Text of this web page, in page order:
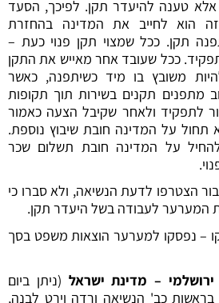
אלא טענה להיעדר תקן. לפיכך, הסעד
הוא לחייב את המדינה בהחזרת
תקן. ככל שמצוי תקן פנוי כעת –
ככל שעובד אחר מאייש את התקן
משובץ בו מיד כשיתפנה, כאשר
מתפנים תקנים בשירות תוך תקופות
לתפקיד ולאחר שקיבל הצעה כאמור
– לא תחול על המדינה חובת שיבוץ נוספת.
על המדינה חובת תשלום שכר
הצטרפו לדעת הנשיאה, ולא סברו כי
המערער לעבודה בשל היעדר תקן.
– נפסקו למערער הוצאות משפט בסך
– מדינת ישראל (ניתן ביום
מותב בראשות כב' הנשיאה ורדה וירט לבנה,